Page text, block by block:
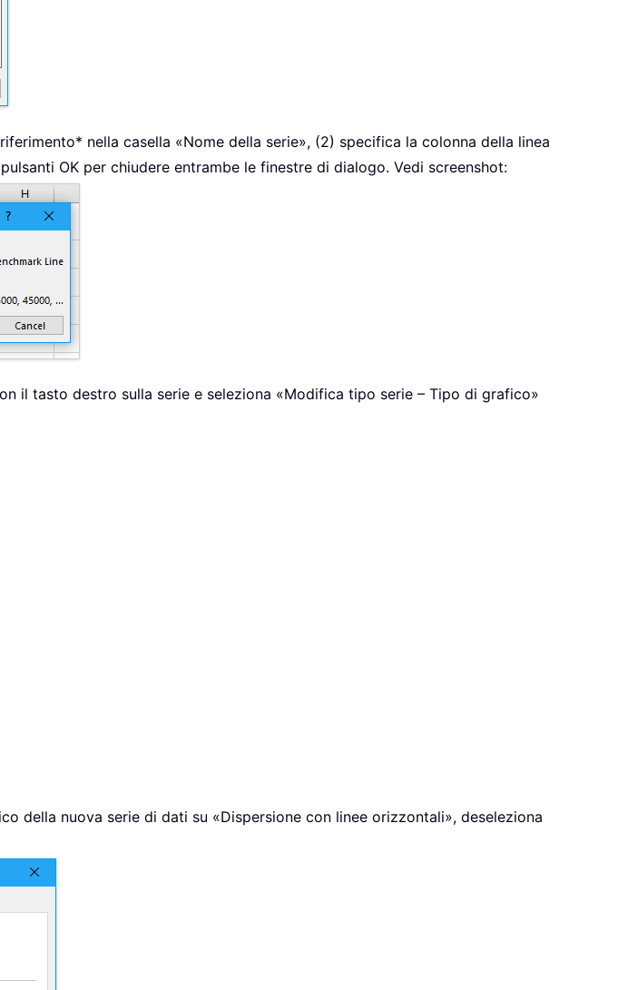
nella casella «Nome della serie», (2) specifica la colonna della linea
OK per chiudere entrambe le finestre di dialogo. Vedi screenshot:
il tasto destro sulla serie e seleziona «Modifica tipo serie – Tipo di grafico»
nuova serie di dati su «Dispersione con linee orizzontali», deseleziona